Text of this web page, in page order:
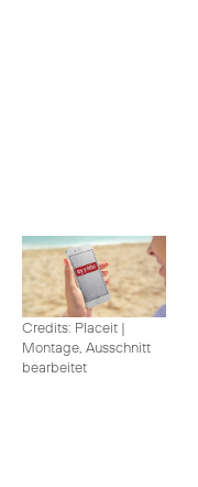
Credits: Placeit |
Montage, Ausschnitt
bearbeitet